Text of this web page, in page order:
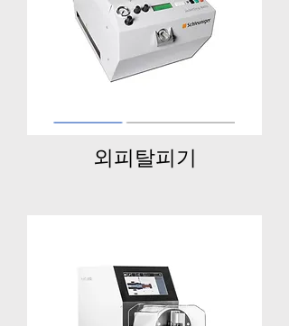
​외피탈피기